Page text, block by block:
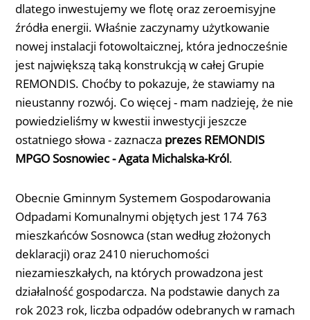
dlatego inwestujemy we flotę oraz zeroemisyjne
źródła energii. Właśnie zaczynamy użytkowanie
nowej instalacji fotowoltaicznej, która jednocześnie
jest największą taką konstrukcją w całej Grupie
REMONDIS. Choćby to pokazuje, że stawiamy na
nieustanny rozwój. Co więcej - mam nadzieję, że nie
powiedzieliśmy w kwestii inwestycji jeszcze
ostatniego słowa - zaznacza prezes REMONDIS
MPGO Sosnowiec - Agata Michalska-Król.
Obecnie Gminnym Systemem Gospodarowania
Odpadami Komunalnymi objętych jest 174 763
mieszkańców Sosnowca (stan według złożonych
deklaracji) oraz 2410 nieruchomości
niezamieszkałych, na których prowadzona jest
działalność gospodarcza. Na podstawie danych za
rok 2023 rok, liczba odpadów odebranych w ramach